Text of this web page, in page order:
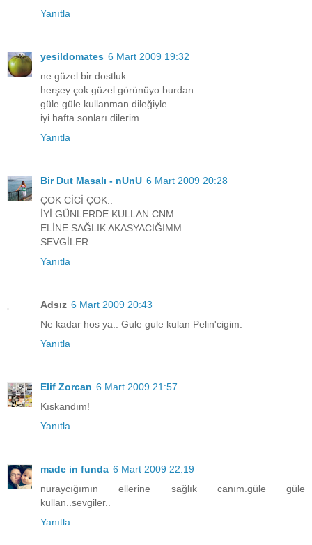
Yanıtla
yesildomates 6 Mart 2009 19:32
ne güzel bir dostluk..
herşey çok güzel görünüyo burdan..
güle güle kullanman dileğiyle..
iyi hafta sonları dilerim..
Yanıtla
Bir Dut Masalı - nUnU 6 Mart 2009 20:28
ÇOK CİCİ ÇOK..
İYİ GÜNLERDE KULLAN CNM.
ELİNE SAĞLIK AKASYACIĞIMM.
SEVGİLER.
Yanıtla
Adsız 6 Mart 2009 20:43
Ne kadar hos ya.. Gule gule kulan Pelin'cigim.
Yanıtla
Elif Zorcan 6 Mart 2009 21:57
Kıskandım!
Yanıtla
made in funda 6 Mart 2009 22:19
nuraycığımın ellerine sağlık canım.güle güle
kullan..sevgiler..
Yanıtla